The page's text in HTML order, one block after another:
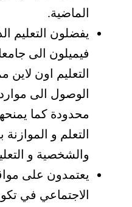
الماضية.
يفضلون التعليم
فيميلون الى
التعليم اون
الوصول الى موارد
محدودة كما
التعلم و الموازنة
والشخصية و
يعتمدون على
الاجتماعي في